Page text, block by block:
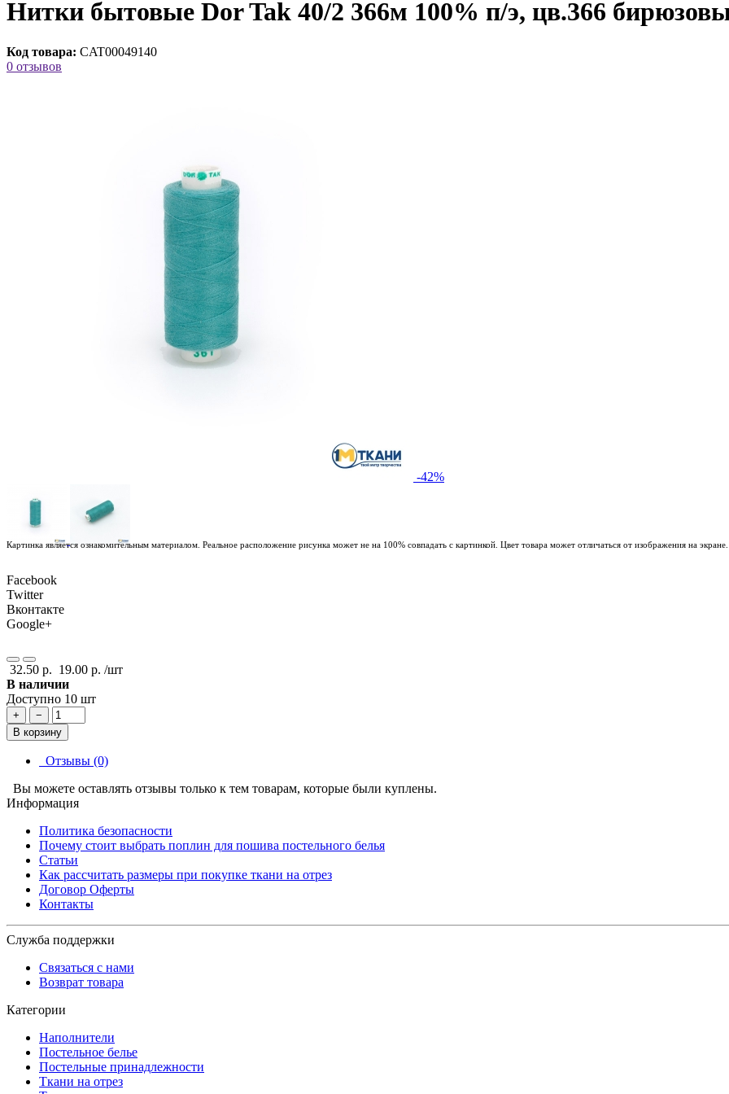
Нитки бытовые Dor Tak 40/2 366м 100% п/э, цв.366
Код товара: CAT00049140
0 отзывов
-42%
Картинка является ознакомительным материалом. Реальное расположение рисунка может не на 100% совпадать с картинкой. Цвет товара может отличаться от изображения на экране.
Facebook
Twitter
Вконтакте
Google+
32.50 р. 19.00 р. /шт
В наличии
Доступно 10 шт
+
−
В корзину
Отзывы (0)
Вы можете оставлять отзывы только к тем товарам, которые были куплены.
Информация
Политика безопасности
Почему стоит выбрать поплин для пошива постельного белья
Статьи
Как рассчитать размеры при покупке ткани на отрез
Договор Оферты
Контакты
Служба поддержки
Связаться с нами
Возврат товара
Категории
Наполнители
Постельное белье
Постельные принадлежности
Ткани на отрез